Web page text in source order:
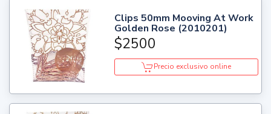
Clips 50mm Mooving At Work
Golden Rose (2010201)
$2500
Precio exclusivo online